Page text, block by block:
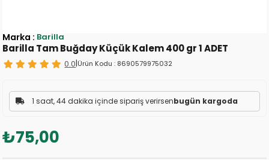
Barilla Tam Buğday Küçük Kalem 400 gr 1 ADET
0.0|Ürün Kodu : 8690579975032
1 saat, 44 dakika içinde sipariş verirsenbugün kargoda
₺75,00
Marka : Barilla